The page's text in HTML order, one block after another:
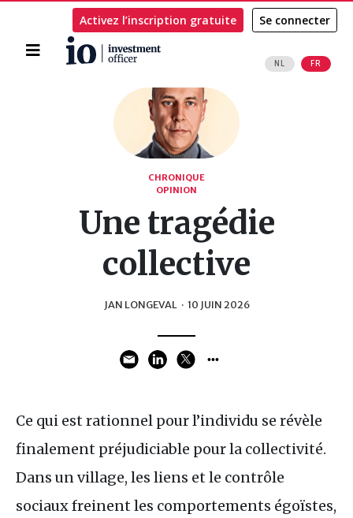
Accueil
NL FR
Activez l’inscription gratuite Se connecter
CHRONIQUE
OPINION
Une tragédie
collective
JAN LONGEVAL · 10 JUIN 2026
Ce qui est rationnel pour l’individu se révèle
finalement préjudiciable pour la collectivité.
Dans un village, les liens et le contrôle
sociaux freinent les comportements égoïstes,